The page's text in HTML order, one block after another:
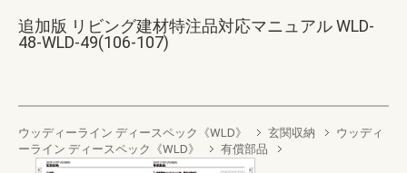
追加版 リビング建材特注品対応マニュアル WLD-
48-WLD-49(106-107)
ウッディーライン ディースペック《WLD》 玄関収納
ウッディ
ーライン ディースペック《WLD》
有償部品